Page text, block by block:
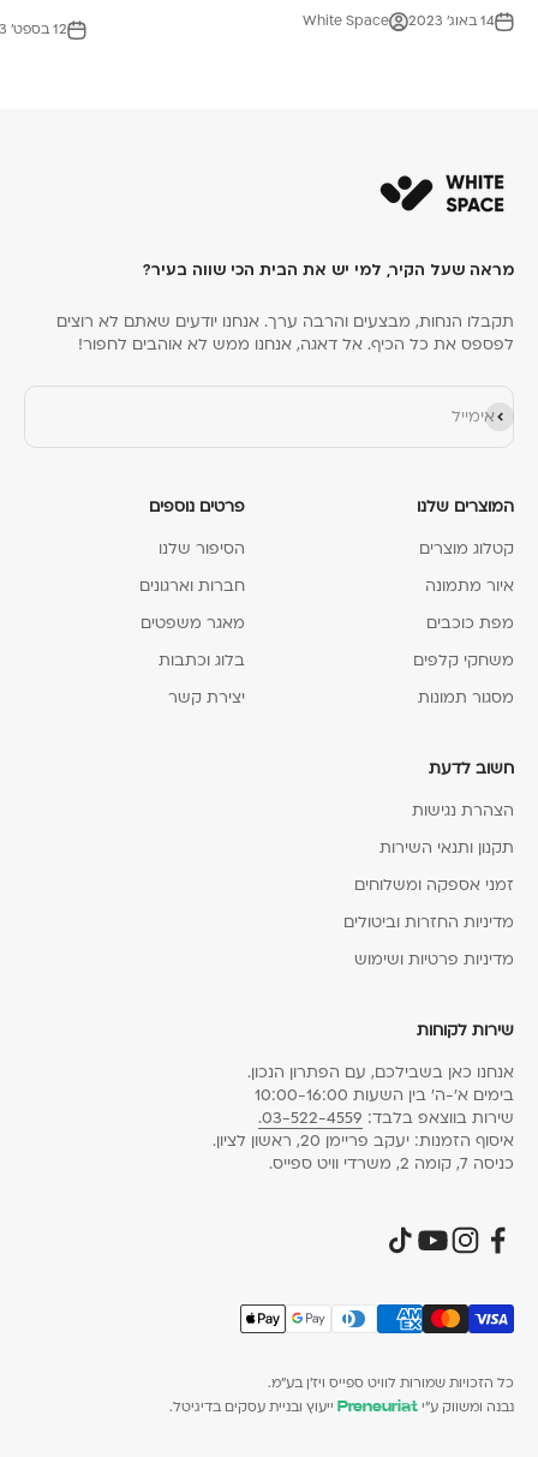
14 באוג׳ 2023 White Space
12 בספט׳ 2023
מראה שעל הקיר, למי יש את הבית הכי שווה בעיר?
תקבלו הנחות, מבצעים והרבה ערך. אנחנו יודעים שאתם לא רוצים
לפספס את כל הכיף. אל דאגה, אנחנו ממש לא אוהבים לחפור!
אימייל
הירשם כמנוי
המוצרים שלנו
קטלוג מוצרים
איור מתמונה
מפת כוכבים
משחקי קלפים
מסגור תמונות
פרטים נוספים
הסיפור שלנו
חברות וארגונים
מאגר משפטים
בלוג וכתבות
יצירת קשר
חשוב לדעת
הצהרת נגישות
תקנון ותנאי השירות
זמני אספקה ומשלוחים
מדיניות החזרות וביטולים
מדיניות פרטיות ושימוש
שירות לקוחות
אנחנו כאן בשבילכם, עם הפתרון הנכון.
בימים א׳-ה׳ בין השעות 10:00-16:00
שירות בווצאפ בלבד: 03-522-4559.
איסוף הזמנות: יעקב פריימן 20, ראשון לציון.
כניסה 7, קומה 2, משרדי וויט ספייס.
כל הזכויות שמורות לוויט ספייס ויז׳ן בע״מ.
נבנה ומשווק ע״י Preneuriat ייעוץ ובניית עסקים בדיגיטל.